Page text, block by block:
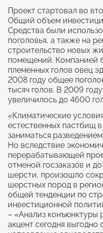
Проект стартовал во
Общий объем
Средства были
поголовья, а также на
строительство новых
помещений. Компанией
племенных голов овец
2008 году общее
тысяч голов. В 2009
увеличилось до 4600
«Климатические
естественных пастбищ
заниматься
Но вследствие
перерабатывающей
отменой госзаказов и
шерсти, произошло
шерстных пород в
общей тенденции по
инвестиционной
– «Анализ конъюнктуры
акцент сегодня выгодно